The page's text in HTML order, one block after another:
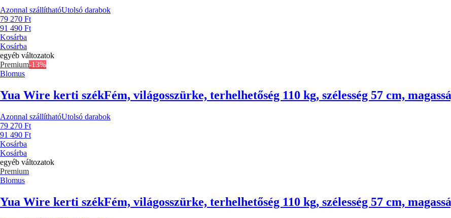
Azonnal szállíthatóUtolsó darabok
79 270 Ft
91 490 Ft
Kosárba
Kosárba
egyéb változatok
Premium-13%
Blomus
Yua Wire kerti székFém, világosszürke, terhelhetőség 110 kg, szélesség 57 cm,
Azonnal szállíthatóUtolsó darabok
79 270 Ft
91 490 Ft
Kosárba
Kosárba
egyéb változatok
Premium
Blomus
Yua Wire kerti székFém, világosszürke, terhelhetőség 110 kg, szélesség 57 cm,